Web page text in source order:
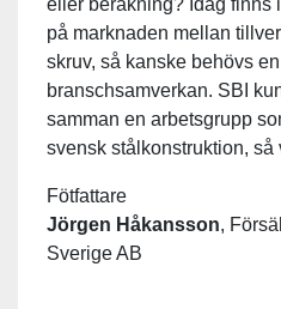
eller beräkning? Idag finns
på marknaden mellan
skruv, så kanske behövs
branschsamverkan. SBI
samman en arbetsgrupp
svensk stålkonstruktion, så
Fötfattare
Jörgen Håkansson,
Sverige AB